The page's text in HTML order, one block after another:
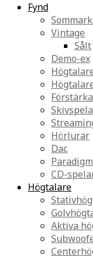
Fynd
Vintage
Sålt
Demo-ex
Hörlurar
Dac
Paradigm
CD-
Högtalare
Aktiva